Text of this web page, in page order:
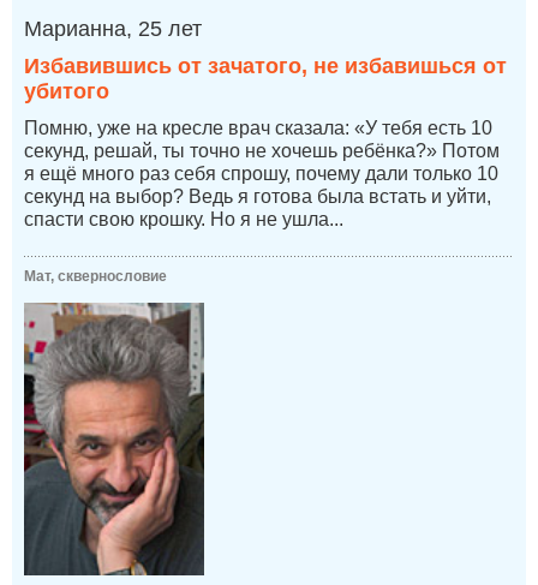
Марианна, 25 лет
Избавившись от зачатого, не избавишься от
убитого
Помню, уже на кресле врач сказала: «У тебя есть 10
секунд, решай, ты точно не хочешь ребёнка?» Потом
я ещё много раз себя спрошу, почему дали только 10
секунд на выбор? Ведь я готова была встать и уйти,
спасти свою крошку. Но я не ушла...
Мат, сквернословие